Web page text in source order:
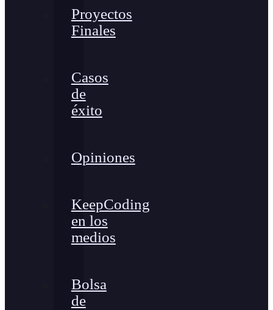
Proyectos
Finales
Casos
de
éxito
Opiniones
KeepCoding
en los
medios
Bolsa
de